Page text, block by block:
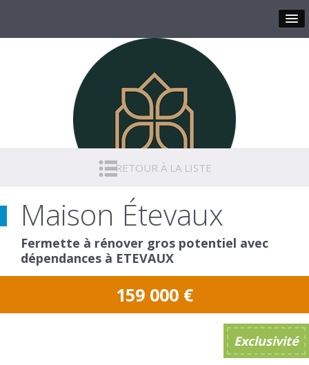
RETOUR À LA LISTE
Maison Étevaux
Fermette à rénover gros potentiel avec
dépendances à ETEVAUX
159 000 €
Exclusivité